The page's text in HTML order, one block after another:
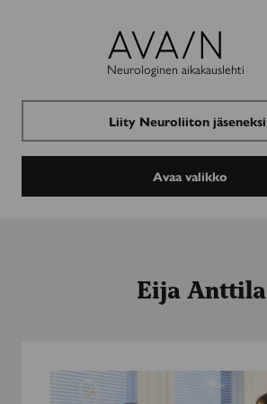
Avain-
lehti
Neurologinen aikakauslehti
Liity Neuroliiton jäseneksi
Avaa valikko
Eija Anttila
ihmiset